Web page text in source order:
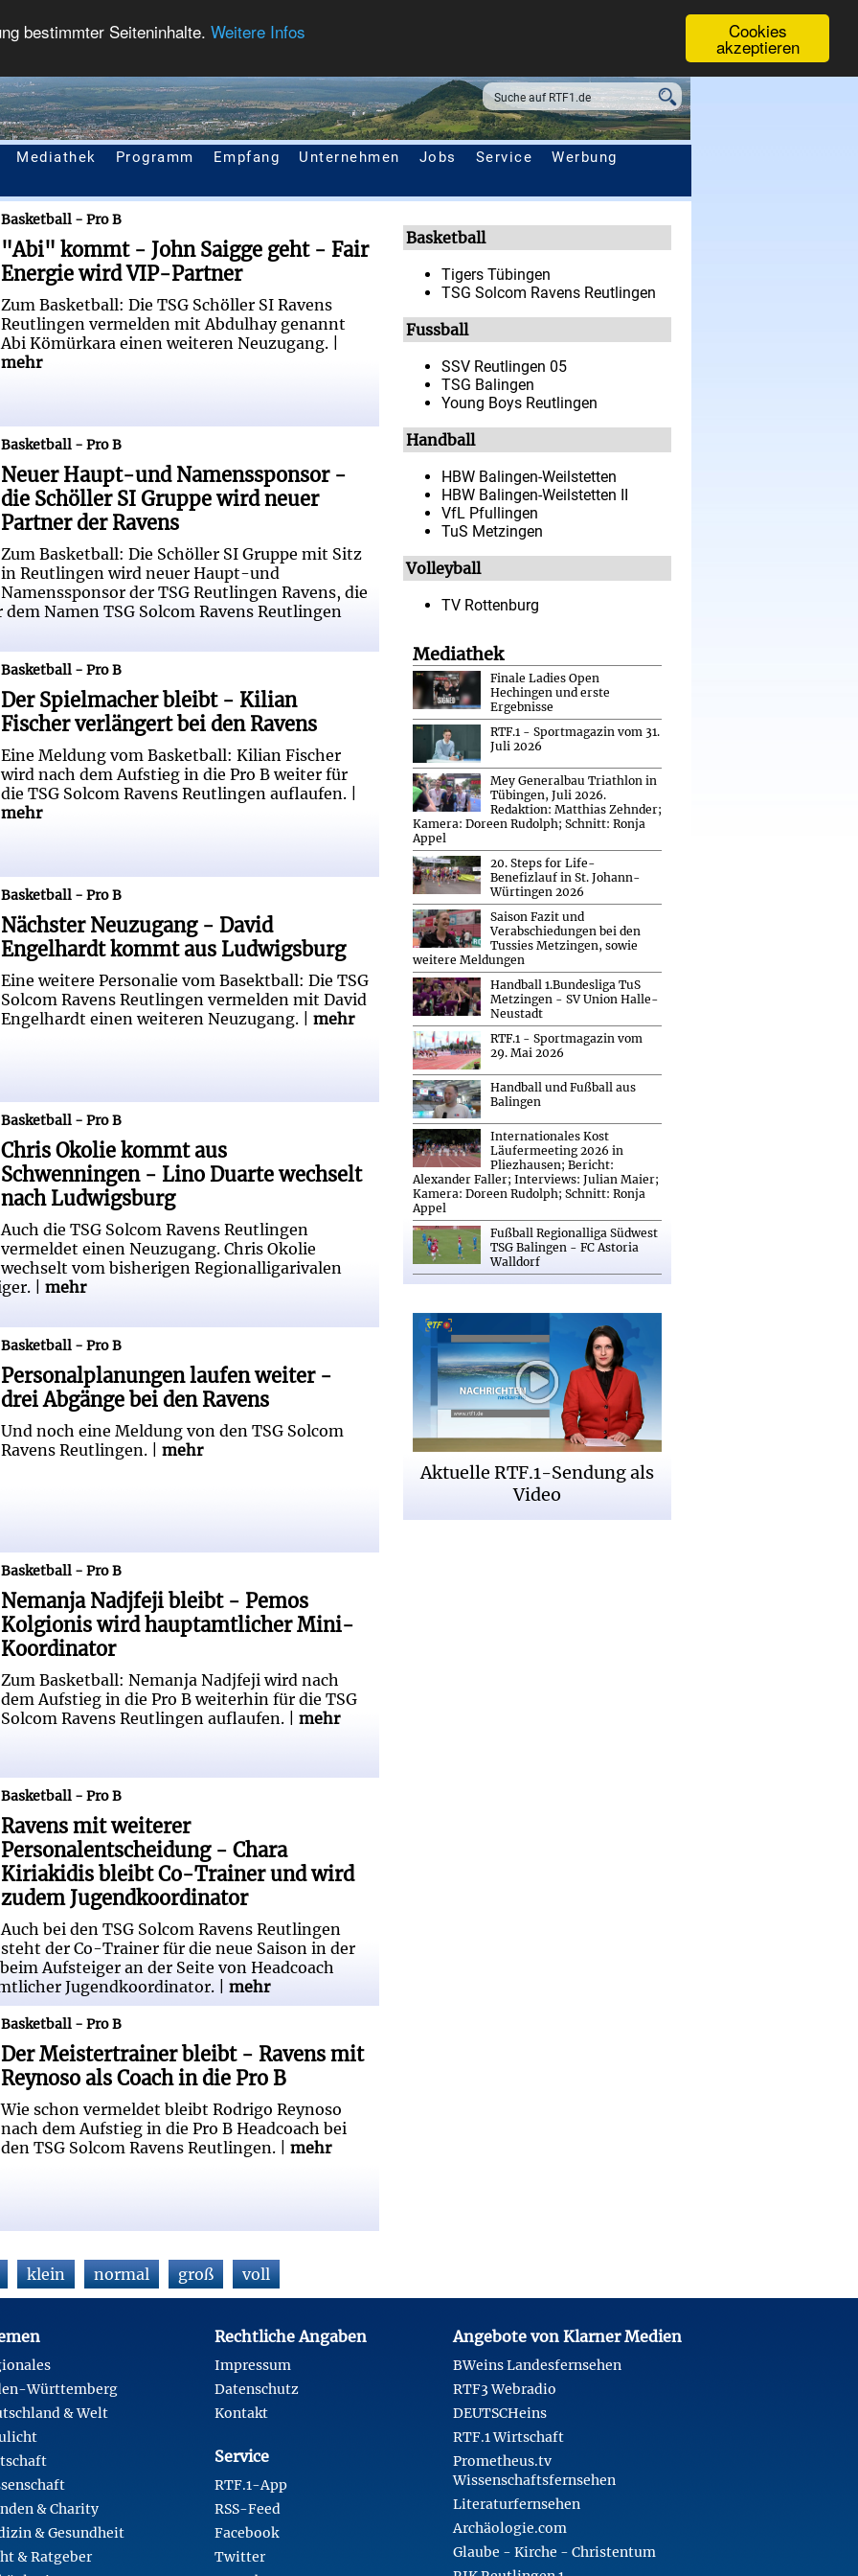
Cookies
akzeptieren
bestimmter Seiteninhalte. Weitere Infos
Mediathek Programm Empfang Unternehmen Jobs Service
Werbung
- Fair Energie wird VIP-Partner
Basketball - Pro B
"Abi" kommt - John Saigge geht - Fair
Energie wird VIP-Partner
Zum Basketball: Die TSG Schöller SI Ravens
Reutlingen vermelden mit Abdulhay genannt
Abi Kömürkara einen weiteren Neuzugang. |
mehr
- die Schöller SI Gruppe wird
Basketball - Pro B
Neuer Haupt-und Namenssponsor -
die Schöller SI Gruppe wird neuer
Partner der Ravens
Zum Basketball: Die Schöller SI Gruppe mit Sitz
in Reutlingen wird neuer Haupt-und
Namenssponsor der TSG Reutlingen Ravens, die
Namen TSG Solcom Ravens Reutlingen
Fischer verlängert bei den Ravens
Basketball - Pro B
Der Spielmacher bleibt - Kilian
Fischer verlängert bei den Ravens
Eine Meldung vom Basketball: Kilian Fischer
wird nach dem Aufstieg in die Pro B weiter für
die TSG Solcom Ravens Reutlingen auflaufen. |
mehr
Engelhardt kommt aus Ludwigsburg
Basketball - Pro B
Nächster Neuzugang - David
Engelhardt kommt aus Ludwigsburg
Eine weitere Personalie vom Basektball: Die TSG
Solcom Ravens Reutlingen vermelden mit David
Engelhardt einen weiteren Neuzugang. | mehr
- Lino Duarte wechselt
Basketball - Pro B
Chris Okolie kommt aus
Schwenningen - Lino Duarte wechselt
nach Ludwigsburg
Auch die TSG Solcom Ravens Reutlingen
vermeldet einen Neuzugang. Chris Okolie
wechselt vom bisherigen Regionalligarivalen
| mehr
- drei Abgänge bei den Ravens
Basketball - Pro B
Personalplanungen laufen weiter -
drei Abgänge bei den Ravens
Und noch eine Meldung von den TSG Solcom
Ravens Reutlingen. | mehr
Kolgionis wird hauptamtlicher
Basketball - Pro B
Nemanja Nadjfeji bleibt - Pemos
Kolgionis wird hauptamtlicher Mini-
Koordinator
Zum Basketball: Nemanja Nadjfeji wird nach
dem Aufstieg in die Pro B weiterhin für die TSG
Solcom Ravens Reutlingen auflaufen. | mehr
- Chara Kiriakidis
Jugendkoordinator
Basketball - Pro B
Ravens mit weiterer
Personalentscheidung - Chara
Kiriakidis bleibt Co-Trainer und wird
zudem Jugendkoordinator
Auch bei den TSG Solcom Ravens Reutlingen
steht der Co-Trainer für die neue Saison in der
Aufsteiger an der Seite von Headcoach
Jugendkoordinator. | mehr
mit Reynoso als Coach in die
Basketball - Pro B
Der Meistertrainer bleibt - Ravens mit
Reynoso als Coach in die Pro B
Wie schon vermeldet bleibt Rodrigo Reynoso
nach dem Aufstieg in die Pro B Headcoach bei
den TSG Solcom Ravens Reutlingen. | mehr
klein normal groß voll
Basketball
Tigers Tübingen
TSG Solcom Ravens Reutlingen
Fussball
SSV Reutlingen 05
TSG Balingen
Young Boys Reutlingen
Handball
HBW Balingen-Weilstetten
HBW Balingen-Weilstetten II
VfL Pfullingen
TuS Metzingen
Volleyball
TV Rottenburg
Mediathek
Finale Ladies Open
Hechingen und erste
Ergebnisse
RTF.1 - Sportmagazin vom 31.
Juli 2026
Mey Generalbau Triathlon in
Tübingen, Juli 2026.
Redaktion: Matthias Zehnder;
Kamera: Doreen Rudolph; Schnitt: Ronja
Appel
20. Steps for Life-
Benefizlauf in St. Johann-
Würtingen 2026
Saison Fazit und
Verabschiedungen bei den
Tussies Metzingen, sowie
weitere Meldungen
Handball 1.Bundesliga TuS
Metzingen - SV Union Halle-
Neustadt
RTF.1 - Sportmagazin vom
29. Mai 2026
Handball und Fußball aus
Balingen
Internationales Kost
Läufermeeting 2026 in
Pliezhausen; Bericht:
Alexander Faller; Interviews: Julian Maier;
Kamera: Doreen Rudolph; Schnitt: Ronja
Appel
Fußball Regionalliga Südwest
TSG Balingen - FC Astoria
Walldorf
Aktuelle RTF.1-Sendung als
Video
Württemberg
& Welt
& Charity
& Gesundheit
& Ratgeber
Rechtliche Angaben
Impressum
Datenschutz
Kontakt
Service
RTF.1-App
RSS-Feed
Facebook
Twitter
Angebote von Klarner Medien
BWeins Landesfernsehen
RTF3 Webradio
DEUTSCHeins
RTF.1 Wirtschaft
Prometheus.tv
Wissenschaftsfernsehen
Literaturfernsehen
Archäologie.com
Glaube - Kirche - Christentum